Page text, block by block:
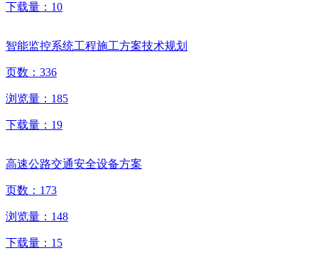
下载量： 10
智能监控系统工程施工方案技术规划
页数： 336
浏览量： 185
下载量： 19
高速公路交通安全设备方案
页数： 173
浏览量： 148
下载量： 15